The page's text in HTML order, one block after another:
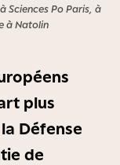
Sciences Po Paris, à
à Natolin
plus
Défense
de